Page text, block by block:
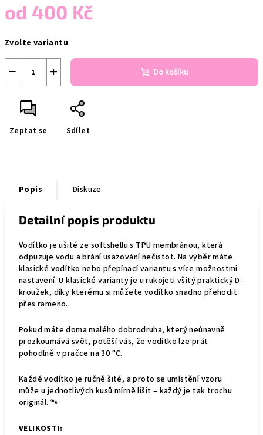
od 400 Kč
cena:
Zvolte variantu
+
− Do košíku
Zeptat se Sdílet
Popis Diskuze
Detailní popis produktu
Vodítko je ušité ze softshellu s TPU membránou, která
odpuzuje vodu a brání usazování nečistot. Na výběr máte
klasické vodítko nebo přepínací variantu s více možnostmi
nastavení. U klasické varianty je u rukojeti všitý praktický D-
kroužek, díky kterému si můžete vodítko snadno přehodit
přes rameno.
Pokud máte doma malého dobrodruha, který neúnavně
prozkoumává svět, potěší vás, že vodítko lze prát
pohodlně v pračce na 30 °C.
Každé vodítko je ručně šité, a proto se umístění vzoru
může u jednotlivých kusů mírně lišit – každý je tak trochu
originál. 🐾
VELIKOSTI: